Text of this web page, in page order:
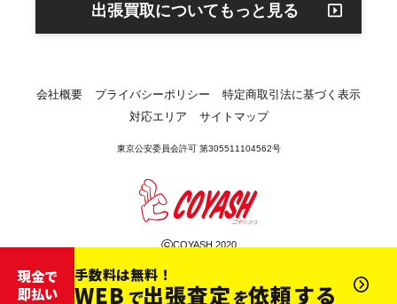
出張買取についてもっと見る
会社概要 プライバシーポリシー
特定商取引法に基づく表示
対応エリア
サイトマップ
東京公安委員会許可 第305511104562号
©COYASH 2020
現金で
即払い
手数料は無料！
WEB で出張査定を依頼する